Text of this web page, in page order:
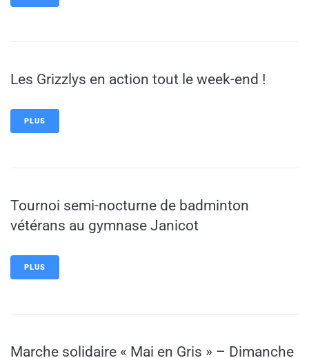
Les Grizzlys en action tout le week-end !
PLUS
Tournoi semi-nocturne de badminton
vétérans au gymnase Janicot
PLUS
Marche solidaire « Mai en Gris » – Dimanche